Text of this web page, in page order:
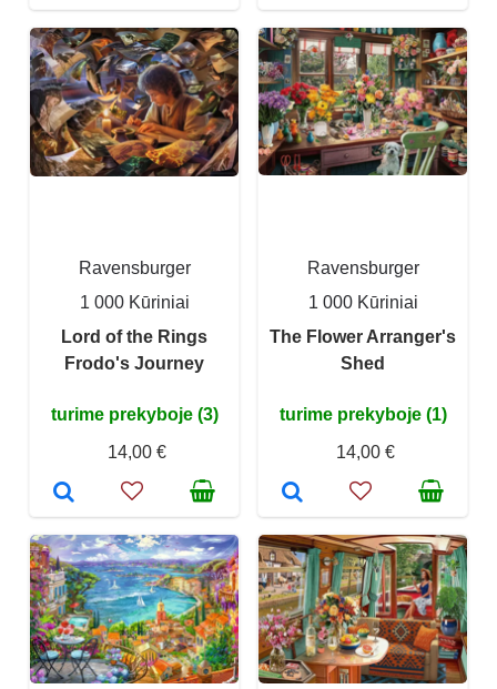
Ravensburger
1 000 Kūriniai
Lord of the Rings
Frodo's Journey
turime prekyboje (3)
14,00 €
Ravensburger
1 000 Kūriniai
The Flower Arranger's
Shed
turime prekyboje (1)
14,00 €